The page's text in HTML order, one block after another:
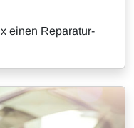
einen Reparatur-